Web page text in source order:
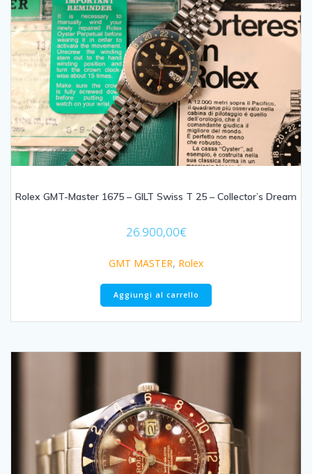
Rolex GMT-Master 1675 – GILT Swiss T 25 – Collector’s Dream
26.900,00€
GMT MASTER, Rolex
Aggiungi al carrello